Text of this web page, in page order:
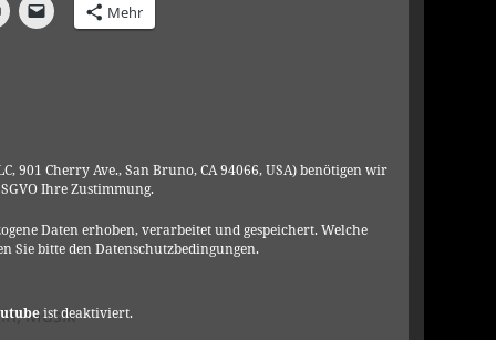
901 Cherry Ave., San Bruno, CA 94066, USA) benötigen wir
Ihre Zustimmung.
Daten erhoben, verarbeitet und gespeichert. Welche
Sie bitte den Datenschutzbedingungen.
ist deaktiviert.
Mehr
,Musik